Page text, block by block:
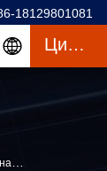
18129801081
Цитата
>